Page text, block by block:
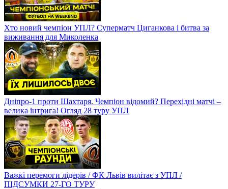
Хто новий чемпіон УПЛ? Суперматч Циганкова і битва за
виживання для Миколенка
Дніпро-1 проти Шахтаря. Чемпіон відомий? Перехідні матчі –
велика інтрига! Огляд 28 туру УПЛ
Важкі перемоги лідерів / ФК Львів вилітає з УПЛ /
ПІДСУМКИ 27-ГО ТУРУ